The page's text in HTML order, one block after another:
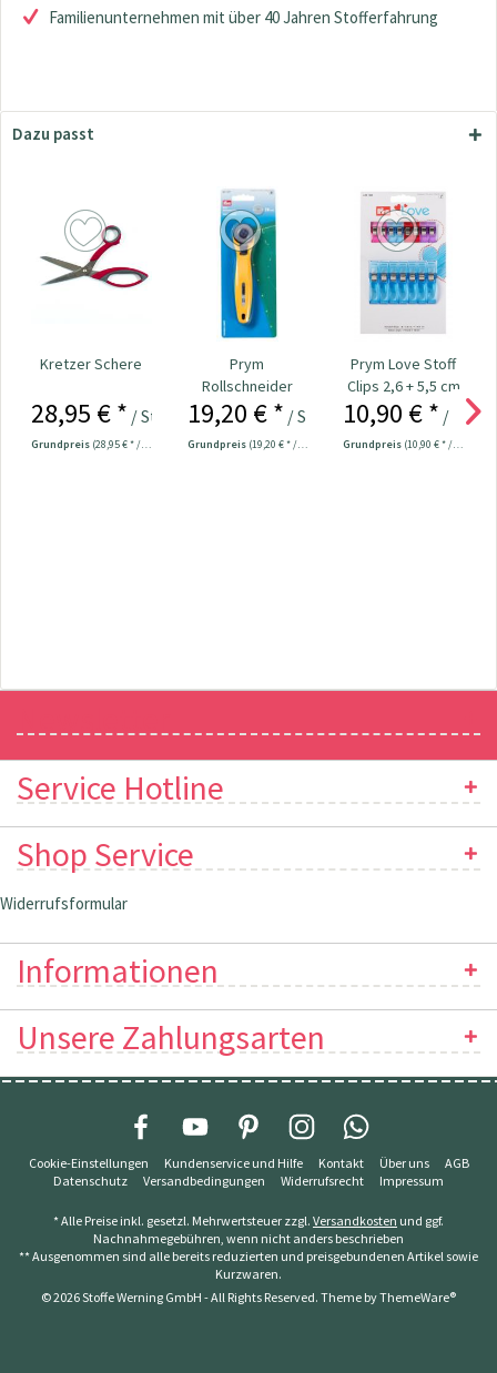
Familienunternehmen mit über 40 Jahren Stofferfahrung
Dazu passt
Kretzer Schere
28,95 € * / Stück
Grundpreis (28,95 € * / 1 Stück)
Prym
Rollschneider
"Mini" 28 mm Nr.
19,20 € * / Stück
Grundpreis (19,20 € * / 1 Stück)
Prym Love Stoff
Clips 2,6 + 5,5 cm
Nr. 610182
10,90 € * / Stück
Grundpreis (10,90 € * / 1 Stück)
Service Hotline
Shop Service
Widerrufsformular
Informationen
Unsere Zahlungsarten
Cookie-Einstellungen Kundenservice und Hilfe Kontakt Über uns
AGB
Datenschutz
Versandbedingungen Widerrufsrecht Impressum
* Alle Preise inkl. gesetzl. Mehrwertsteuer zzgl. Versandkosten und ggf.
Nachnahmegebühren, wenn nicht anders beschrieben
** Ausgenommen sind alle bereits reduzierten und preisgebundenen Artikel sowie
Kurzwaren.
© 2026 Stoffe Werning GmbH - All Rights Reserved. Theme byThemeWare®